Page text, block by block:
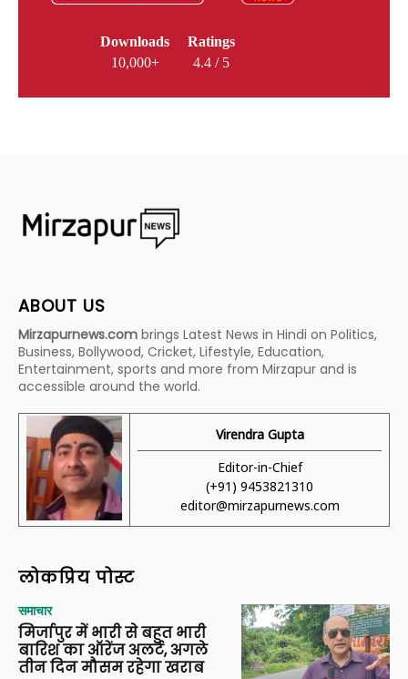
Downloads
10,000+
Ratings
4.4 / 5
ABOUT US
Mirzapurnews.com brings Latest News in Hindi on Politics,
Business, Bollywood, Cricket, Lifestyle, Education,
Entertainment, sports and more from Mirzapur and is
accessible around the world.
Virendra Gupta
Editor-in-Chief
(+91) 9453821310
editor@mirzapurnews.com
लोकप्रिय पोस्ट
समाचार
मिर्जापुर में भारी से बहुत भारी
बारिश का ऑरेंज अलर्ट, अगले
तीन दिन मौसम रहेगा खराब